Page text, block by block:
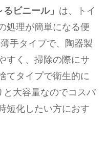
ビニール」 は、トイ
処理が簡単になる便
手タイプで、陶器製
すく、掃除の際にサ
てタイプで衛生的に
大容量なのでコスパ
短化したい方におす